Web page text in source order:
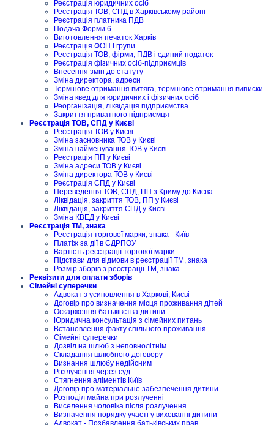
Реєстрація юридичних осіб
Реєстрація ТОВ, СПД в Харківському районі
Реєстрація платника ПДВ
Подача Форми 6
Виготовлення печаток Харків
Реєстрація ФОП I групи
Реєстрація ТОВ, фірми, ПДВ і єдиний податок
Реєстрація фізичних осіб-підприємців
Внесення змін до статуту
Зміна директора, адреси
Термінове отримання витяга, термінове отримання виписки
Зміна квед для юридичних і фізичних осіб
Реорганізація, ліквідація підприємства
Закриття приватного підприємця
Реєстрація ТОВ, СПД у Києві
Реєстрація ТОВ у Києві
Зміна засновника ТОВ у Києві
Зміна найменування ТОВ у Києві
Реєстрація ПП у Києві
Зміна адреси ТОВ у Києві
Зміна директора ТОВ у Києві
Реєстрація СПД у Києві
Переведення ТОВ, СПД, ПП з Криму до Києва
Ліквідація, закриття ТОВ, ПП у Києві
Ліквідація, закриття СПД у Києві
Зміна КВЕД у Києві
Реєстрація ТМ, знака
Реєстрація торгової марки, знака - Київ
Платіж за дії в ЄДРПОУ
Вартість реєстрації торгової марки
Підстави для відмови в реєстрації ТМ, знака
Розмір зборів з реєстрації ТМ, знака
Реквізити для оплати зборів
Сімейні суперечки
Адвокат з усиновлення в Харкові, Києві
Договір про визначення місця проживання дітей
Оскарження батьківства дитини
Юридична консультація з сімейних питань
Встановлення факту спільного проживання
Сімейні суперечки
Дозвіл на шлюб з неповнолітнім
Складання шлюбного договору
Визнання шлюбу недійсним
Розлучення через суд
Стягнення аліментів Київ
Договір про матеріальне забезпечення дитини
Розподіл майна при розлученні
Виселення чоловіка після розлучення
Визначення порядку участі у вихованні дитини